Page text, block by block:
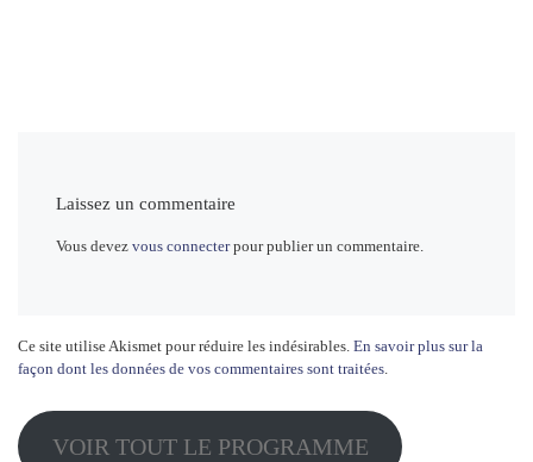
Laissez un commentaire
Vous devezvous connecterpour publier un commentaire.
Ce site utilise Akismet pour réduire les indésirables. En savoir plus sur la
façon dont les données de vos commentaires sont traitées
VOIR TOUT LE PROGRAMME